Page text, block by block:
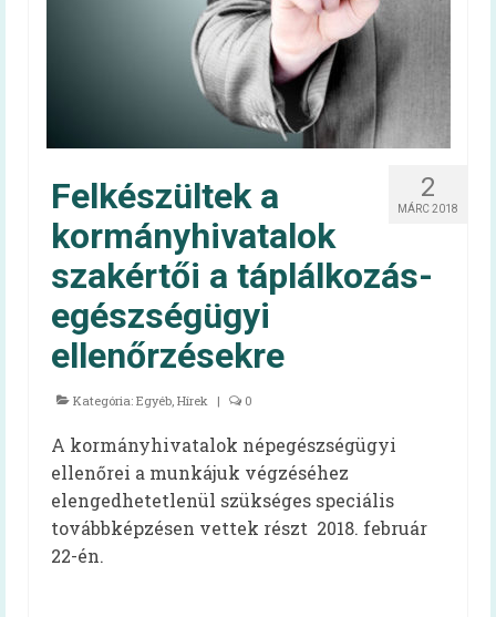
2
MÁRC 2018
Felkészültek a
kormányhivatalok
szakértői a táplálkozás-
egészségügyi
ellenőrzésekre
Kategória: Egyéb, Hírek | 0
A kormányhivatalok népegészségügyi
ellenőrei a munkájuk végzéséhez
elengedhetetlenül szükséges speciális
továbbképzésen vettek részt 2018. február
22-én.